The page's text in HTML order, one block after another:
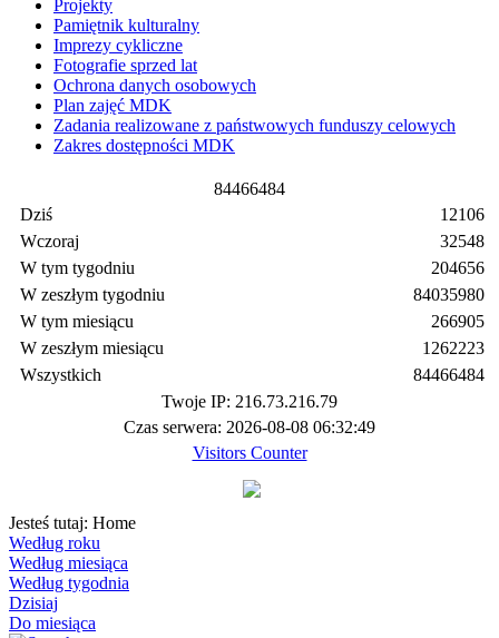
Projekty
Pamiętnik kulturalny
Imprezy cykliczne
Fotografie sprzed lat
Ochrona danych osobowych
Plan zajęć MDK
Zadania realizowane z państwowych funduszy celowych
Zakres dostępności MDK
84466484
Dziś
Wczoraj
W tym tygodniu
W zeszłym tygodniu
W tym miesiącu
W zeszłym miesiącu
Wszystkich
12106
32548
204656
84035980
266905
1262223
84466484
Twoje IP: 216.73.216.79
Czas serwera: 2026-08-08 06:32:49
Visitors Counter
Jesteś tutaj: Home
Według roku
Według miesiąca
Według tygodnia
Dzisiaj
Do miesiąca